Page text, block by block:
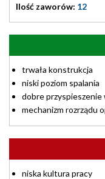
Ilość zaworów: 12
trwała konstrukcja
niski poziom spalania
dobre przyspieszenie
mechanizm rozrządu
niska kultura pracy